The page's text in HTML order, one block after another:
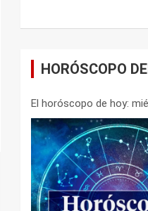
HORÓSCOPO
El horóscopo de hoy: